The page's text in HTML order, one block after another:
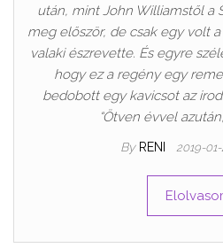
után, mint John Williamstől a
meg először, de csak egy volt
valaki észrevette. És egyre
hogy ez a regény egy
bedobott egy kavicsot az
“Ötven ​évvel
By RENI 2019-